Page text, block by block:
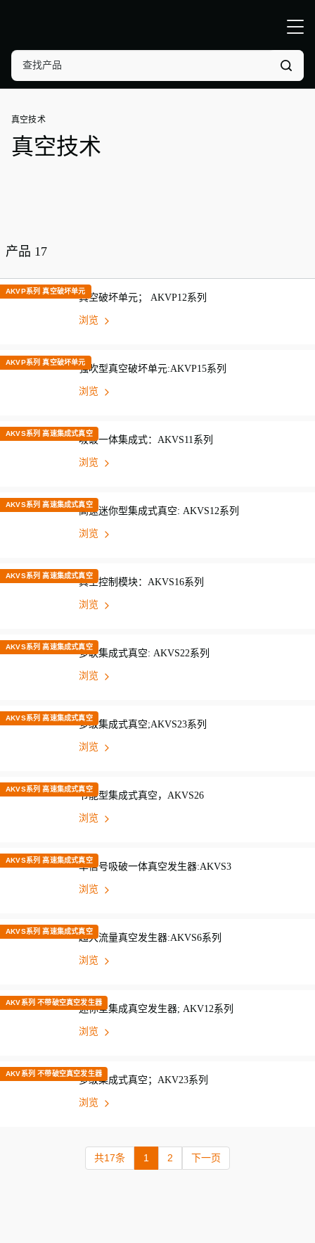
真空技术
真空技术
产品 17
AKVP系列 真空破坏单元
真空破坏单元； AKVP12系列
浏览
AKVP系列 真空破坏单元
强吹型真空破坏单元:AKVP15系列
浏览
AKVS系列 高速集成式真空
吸破一体集成式：AKVS11系列
浏览
AKVS系列 高速集成式真空
高速迷你型集成式真空: AKVS12系列
浏览
AKVS系列 高速集成式真空
真空控制模块：AKVS16系列
浏览
AKVS系列 高速集成式真空
多联集成式真空: AKVS22系列
浏览
AKVS系列 高速集成式真空
多级集成式真空;AKVS23系列
浏览
AKVS系列 高速集成式真空
节能型集成式真空，AKVS26
浏览
AKVS系列 高速集成式真空
单信号吸破一体真空发生器:AKVS3
浏览
AKVS系列 高速集成式真空
超大流量真空发生器:AKVS6系列
浏览
AKV系列 不带破空真空发生器
迷你型集成真空发生器; AKV12系列
浏览
AKV系列 不带破空真空发生器
多级集成式真空；AKV23系列
浏览
共17条 1 2 下一页